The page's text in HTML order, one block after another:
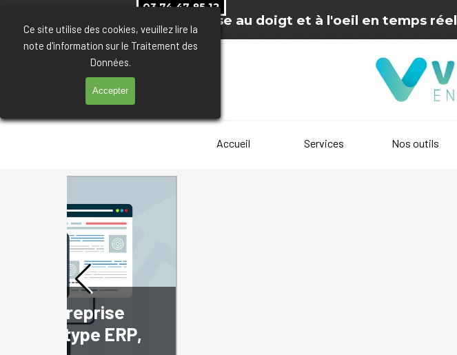
Ce site utilise des cookies, veuillez lire la
note d'information sur le Traitement des
Données.
Accepter
Pilotez votre entreprise au doigt et à l'oeil en temps réel
03 74 47 85 12
Accueil
Services Nos outils
entreprise
de type ERP,